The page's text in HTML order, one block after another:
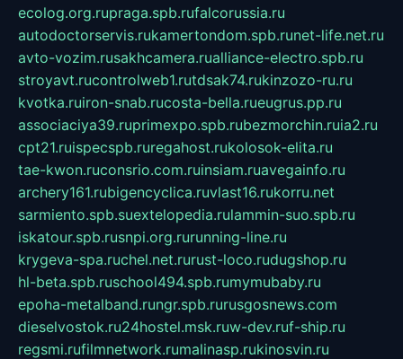
ecolog.org.rupraga.spb.rufalcorussia.ru
autodoctorservis.rukamertondom.spb.runet-life.net.ru
avto-vozim.rusakhcamera.rualliance-electro.spb.ru
stroyavt.rucontrolweb1.rutdsak74.rukinzozo-ru.ru
kvotka.ruiron-snab.rucosta-bella.rueugrus.pp.ru
associaciya39.ruprimexpo.spb.rubezmorchin.ruia2.ru
cpt21.ruispecspb.ruregahost.rukolosok-elita.ru
tae-kwon.ruconsrio.com.ruinsiam.ruavegainfo.ru
archery161.rubigencyclica.ruvlast16.rukorru.net
sarmiento.spb.suextelopedia.rulammin-suo.spb.ru
iskatour.spb.rusnpi.org.rurunning-line.ru
krygeva-spa.ruchel.net.rurust-loco.rudugshop.ru
hl-beta.spb.ruschool494.spb.rumymubaby.ru
epoha-metalband.rungr.spb.rurusgosnews.com
dieselvostok.ru24hostel.msk.ruw-dev.ruf-ship.ru
regsmi.rufilmnetwork.rumalinasp.rukinosvin.ru